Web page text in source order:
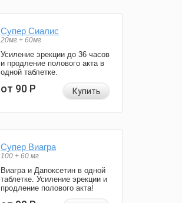
Супер Сиалис
20мг + 60мг
Усиление эрекции до 36 часов
и продление полового акта в
одной таблетке.
от 90Р Купить
Супер Виагра
100 + 60 мг
Виагра и Дапоксетин в одной
таблетке. Усиление эрекции и
продление полового акта!